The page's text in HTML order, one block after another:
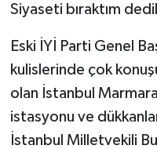
Siyaseti bıraktım
Eski İYİ Parti Genel
kulislerinde çok
olan İstanbul
istasyonu ve
İstanbul Milletvekili